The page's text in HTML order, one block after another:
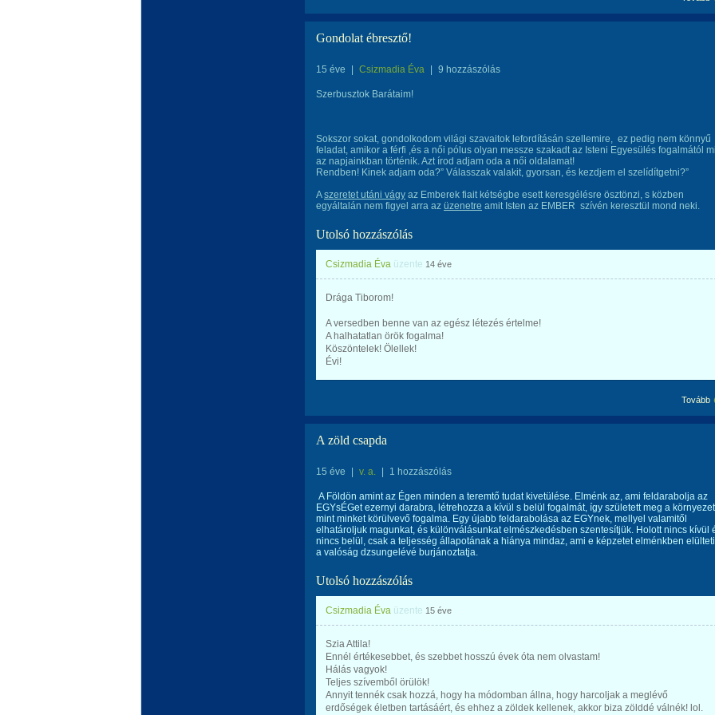
Gondolat ébresztő!
15 éve Csizmadia Éva 9 hozzászólás
Szerbusztok Barátaim!
Sokszor sokat, gondolkodom világi szavaitok lefordításán szellemire, ez pedig nem könnyű
feladat, amikor a férfi ,és a női pólus olyan messze szakadt az Isteni Egyesülés fogalmától
az napjainkban történik. Azt írod adjam oda a női oldalamat!
Rendben! Kinek adjam oda?” Válasszak valakit, gyorsan, és kezdjem el szelídítgetni?”
Aszeretet utáni vágy az Emberek fiait kétségbe esett keresgélésre ösztönzi, s közben
egyáltalán nem figyel arra az üzenetre amit Isten az EMBER szívén keresztül mond neki.
Utolsó hozzászólás
Csizmadia Éva üzente 14 éve
Drága Tiborom!
A versedben benne van az egész létezés értelme!
A halhatatlan örök fogalma!
Köszöntelek! Ölellek!
Évi!
Tovább
A zöld csapda
15 éve v. a. 1 hozzászólás
A Földön amint az Égen minden a teremtő tudat kivetülése. Elménk az, ami feldarabolja az
EGYsÉGet ezernyi darabra, létrehozza a kívül s belül fogalmát, így született meg a
mint minket körülvevő fogalma. Egy újabb feldarabolása az EGYnek, mellyel valamitől
elhatároljuk magunkat, és különválásunkat elmészkedésben szentesítjük. Holott nincs kívül
nincs belül, csak a teljesség állapotának a hiánya mindaz, ami e képzetet elménkben
a valóság dzsungelévé burjánoztatja.
Utolsó hozzászólás
Csizmadia Éva üzente 15 éve
Szia Attila!
Ennél értékesebbet, és szebbet hosszú évek óta nem olvastam!
Hálás vagyok!
Teljes szívemből örülök!
Annyit tennék csak hozzá, hogy ha módomban állna, hogy harcoljak a meglévő
erdőségek életben tartásáért, és ehhez a zöldek kellenek, akkor biza zölddé válnék! lol.